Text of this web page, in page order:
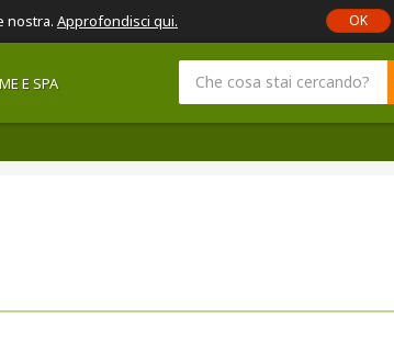
nostra. Approfondisci qui. OK
E SPA